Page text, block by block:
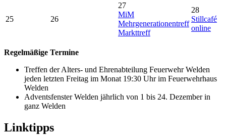
25 26
27
MiM
Mehrgenerationentreff
Markttreff
28
Stillcafé
online
Regelmäßige Termine
Treffen der Alters- und Ehrenabteilung Feuerwehr Welden
jeden letzten Freitag im Monat 19:30 Uhr im Feuerwehrhaus
Welden
Adventsfenster Welden jährlich von 1 bis 24. Dezember in
ganz Welden
Linktipps